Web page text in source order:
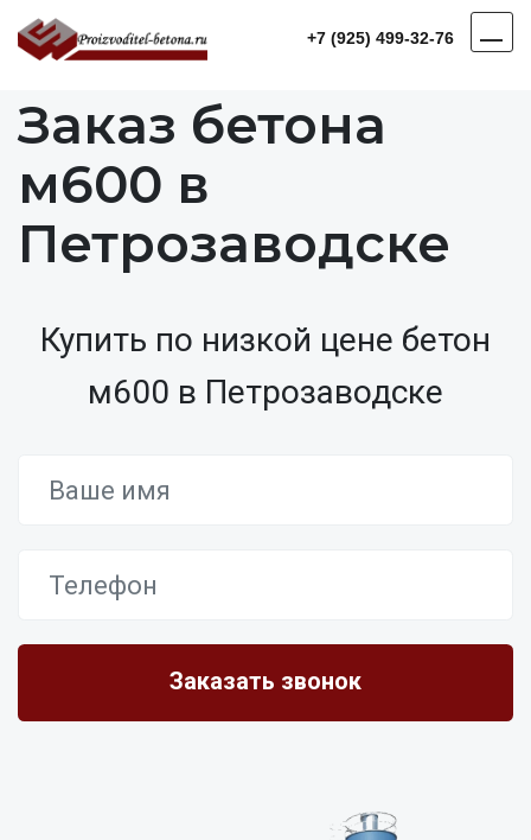
+7 (925) 499-32-76
Заказ бетона
м600 в
Петрозаводске
Купить по низкой цене бетон
м600 в Петрозаводске